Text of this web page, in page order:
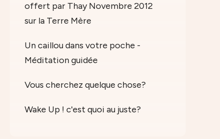
offert par Thay Novembre 2012
sur la Terre Mère
Un caillou dans votre poche -
Méditation guidée
Vous cherchez quelque chose?
Wake Up ! c'est quoi au juste?